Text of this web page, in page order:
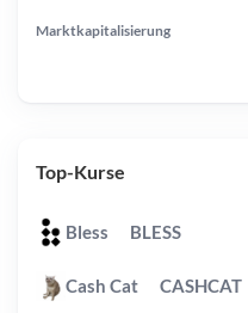
Marktkapitalisierung
Top-Kurse
Bless BLESS
Cash Cat CASHCAT